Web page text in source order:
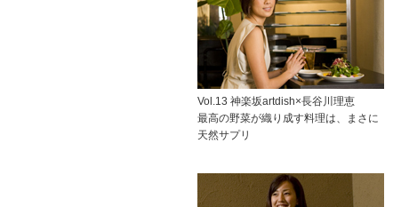
Vol.13 神楽坂artdish×長谷川理恵
最高の野菜が織り成す料理は、まさに
天然サプリ